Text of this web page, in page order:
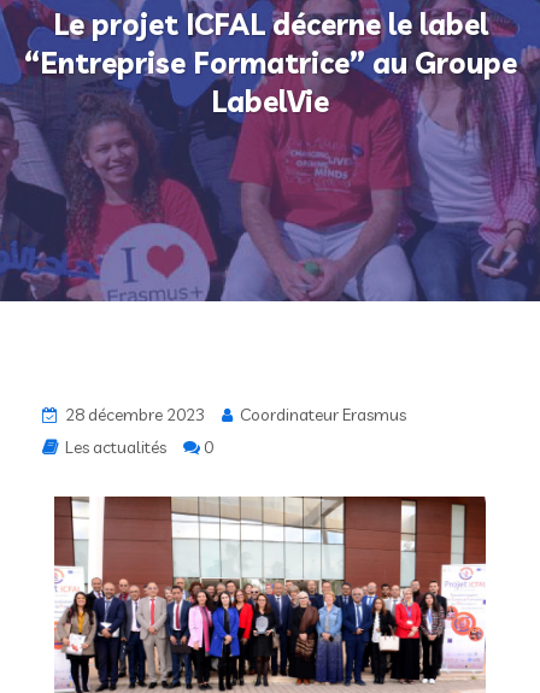
Le projet ICFAL décerne le label
“Entreprise Formatrice” au Groupe
LabelVie
28 décembre 2023
Coordinateur Erasmus
Les actualités
0